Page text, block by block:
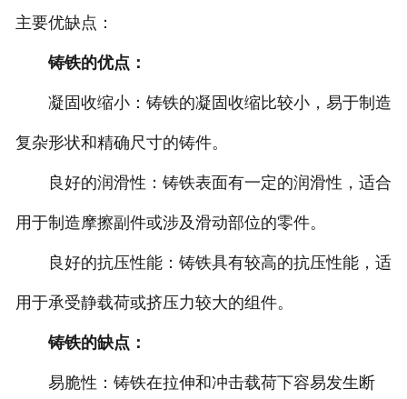
主要优缺点：
铸铁的优点：
凝固收缩小：铸铁的凝固收缩比较小，易于制造
复杂形状和精确尺寸的铸件。
良好的润滑性：铸铁表面有一定的润滑性，适合
用于制造摩擦副件或涉及滑动部位的零件。
良好的抗压性能：铸铁具有较高的抗压性能，适
用于承受静载荷或挤压力较大的组件。
铸铁的缺点：
易脆性：铸铁在拉伸和冲击载荷下容易发生断